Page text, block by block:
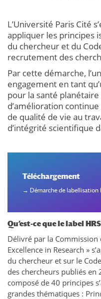
L’Université Paris Cité
appliquer les principes
du chercheur et du
recrutement des
Par cette démarche,
engagement en tant
pour la santé
d’amélioration
de qualité de vie au
d’intégrité scientifique
Téléchargement
→ Démarche de labellisation
Qu’est-ce que le label
Délivré par la Commission
Excellence in Research »
du chercheur et sur le
des chercheurs publiés en
composé de 40 principes
grandes thématiques :